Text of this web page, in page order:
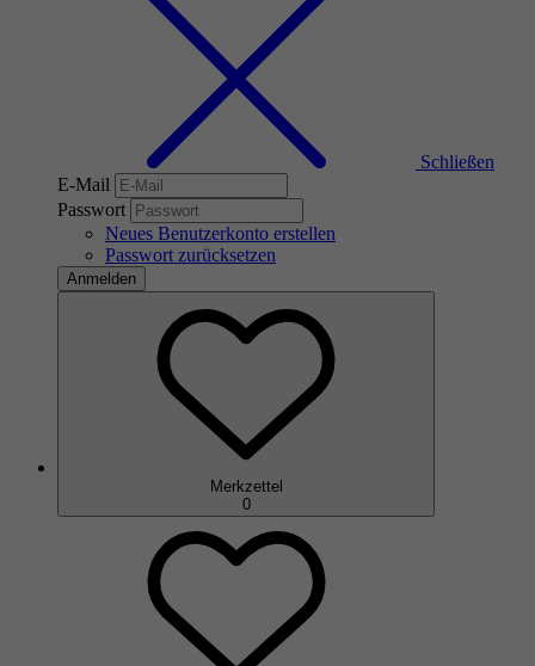
Schließen
E-Mail
Passwort
Neues Benutzerkonto erstellen
Passwort zurücksetzen
Anmelden
Merkzettel
0